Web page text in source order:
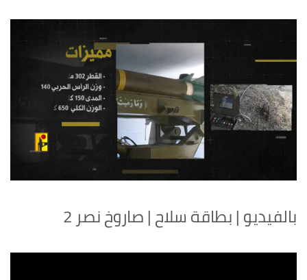
بالفيديو | بطاقة سلاح | صاروخ نصر 2